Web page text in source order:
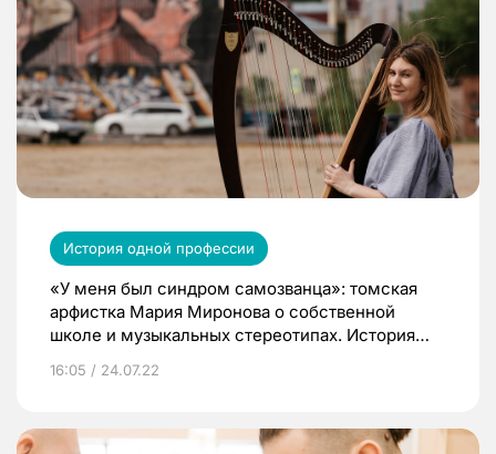
История одной профессии
«У меня был синдром самозванца»: томская
арфистка Мария Миронова о собственной
школе и музыкальных стереотипах. История
16:05 / 24.07.22